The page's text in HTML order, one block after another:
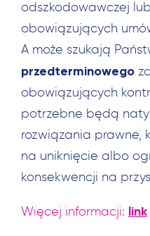
odszkodowawczej
obowiązujących
A może szukają
przedterminowego
obowiązujących
potrzebne będą
rozwiązania prawne,
na uniknięcie albo
konsekwencji na
Więcej informacji: link